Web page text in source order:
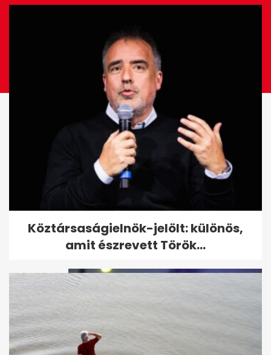
Robbanás után hatalmas tűz a
Soroksári úton
Köztársaságielnök-jelölt: különös,
amit észrevett Török...